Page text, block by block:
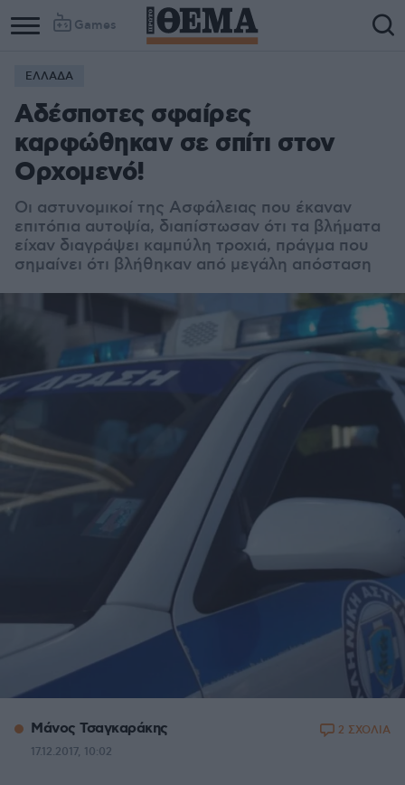
Games
ΕΛΛΑΔΑ
Αδέσποτες σφαίρες
καρφώθηκαν σε σπίτι στον
Ορχομενό!
Οι αστυνομικοί της Ασφάλειας που έκαναν
επιτόπια αυτοψία, διαπίστωσαν ότι τα βλήματα
είχαν διαγράψει καμπύλη τροχιά, πράγμα που
σημαίνει ότι βλήθηκαν από μεγάλη απόσταση
Μάνος Τσαγκαράκης
17.12.2017, 10:02
2 ΣΧΟΛΙΑ